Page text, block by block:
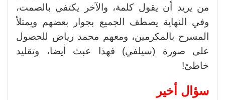
من يريد أن يقول كلمة، والآخر يكتفي بالصمت،
وفي النهاية يصطف الجميع بجوار بعضهم ويمتلأ
المسرح بالمكرمين، ومعهم محمد رياض للحصول
على صورة (سيلفي) فهذا عبث أيضا، وتقليد
خاطئ!
سؤال أخير